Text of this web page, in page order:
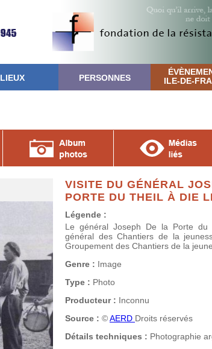
LIEUX PERSONNES ILE-DE-
VISITE DU GÉNÉRAL
PORTE DU THEIL À DIE
Légende :
Le général Joseph De la Porte du
général des Chantiers de la
Groupement des Chantiers de la
Genre : Image
Type : Photo
Producteur : Inconnu
Source : ©AERD Droits réservés
Détails techniques : Photographie